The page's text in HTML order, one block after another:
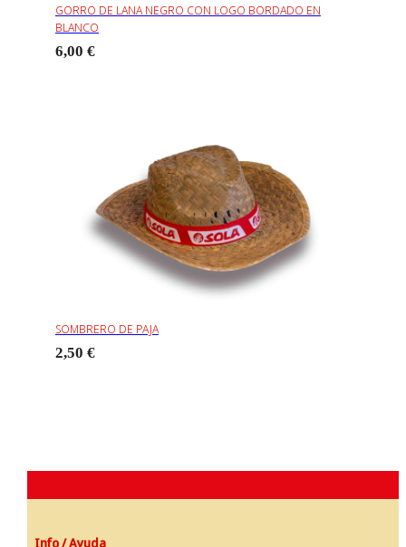
GORRO DE LANA NEGRO CON LOGO BORDADO EN
BLANCO
6,00 €
SOMBRERO DE PAJA
2,50 €
Info / Ayuda